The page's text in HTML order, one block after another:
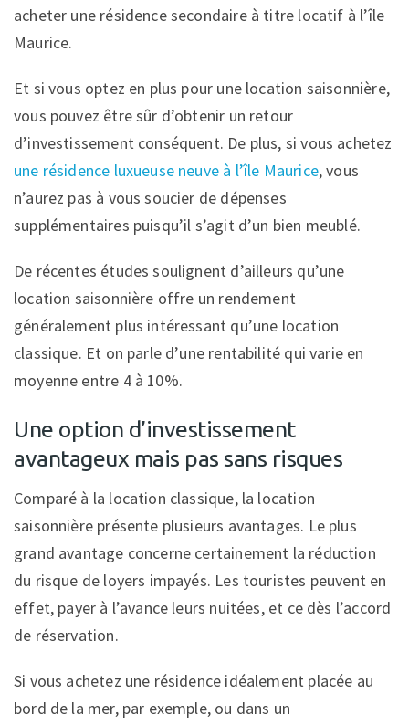
acheter une résidence secondaire à titre locatif à l’île
Maurice.
Et si vous optez en plus pour une location saisonnière,
vous pouvez être sûr d’obtenir un retour
d’investissement conséquent. De plus, si vous achetez
une résidence luxueuse neuve à l’île Maurice, vous
n’aurez pas à vous soucier de dépenses
supplémentaires puisqu’il s’agit d’un bien meublé.
De récentes études soulignent d’ailleurs qu’une
location saisonnière offre un rendement
généralement plus intéressant qu’une location
classique. Et on parle d’une rentabilité qui varie en
moyenne entre 4 à 10%.
Une option d’investissement
avantageux mais pas sans risques
Comparé à la location classique, la location
saisonnière présente plusieurs avantages. Le plus
grand avantage concerne certainement la réduction
du risque de loyers impayés. Les touristes peuvent en
effet, payer à l’avance leurs nuitées, et ce dès l’accord
de réservation.
Si vous achetez une résidence idéalement placée au
bord de la mer, par exemple, ou dans un